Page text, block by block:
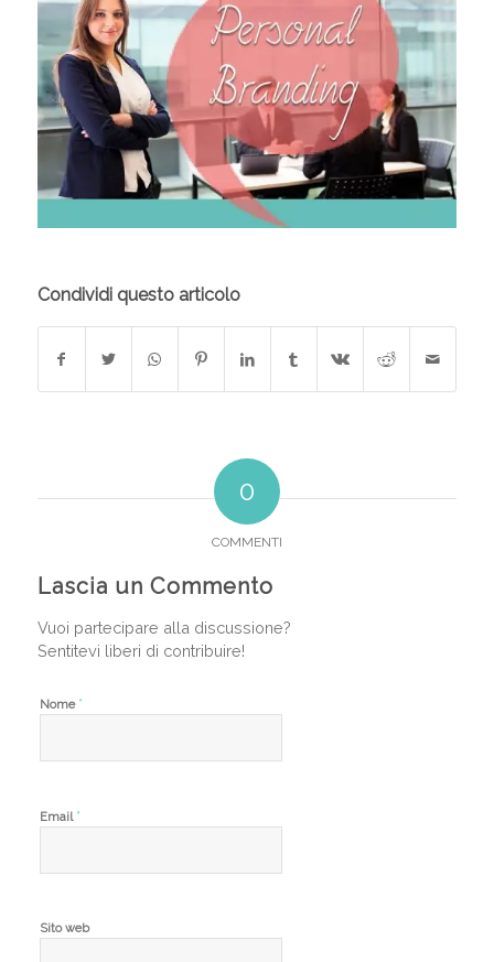
Condividi questo articolo
0
COMMENTI
Lascia un Commento
Vuoi partecipare alla discussione?
Sentitevi liberi di contribuire!
Nome *
Email *
Sito web